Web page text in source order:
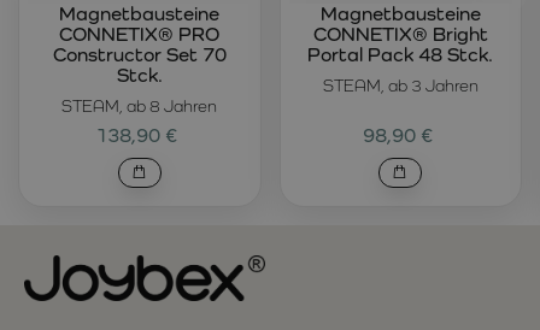
STEAM, ab 8 Jahren
Magnetbausteine
CONNETIX® PRO
Constructor Set 70
Stck.
138,90 €
STEAM, ab 3 Jahren
Magnetbausteine
CONNETIX® Bright
Portal Pack 48 Stck.
98,90 €